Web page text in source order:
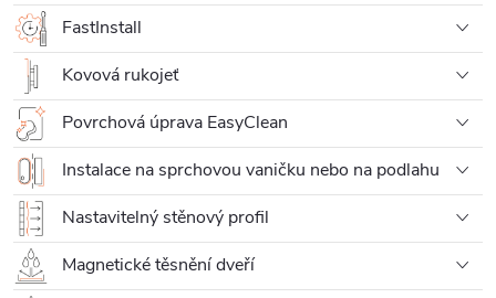
FastInstall
Kovová rukojeť
Povrchová úprava EasyClean
Instalace na sprchovou vaničku nebo na podlahu
Nastavitelný stěnový profil
Magnetické těsnění dveří